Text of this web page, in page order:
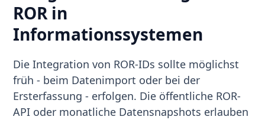
ROR in
Informationssystemen
Die Integration von ROR-IDs sollte möglichst
früh - beim Datenimport oder bei der
Ersterfassung - erfolgen. Die öffentliche ROR-
API oder monatliche Datensnapshots erlauben